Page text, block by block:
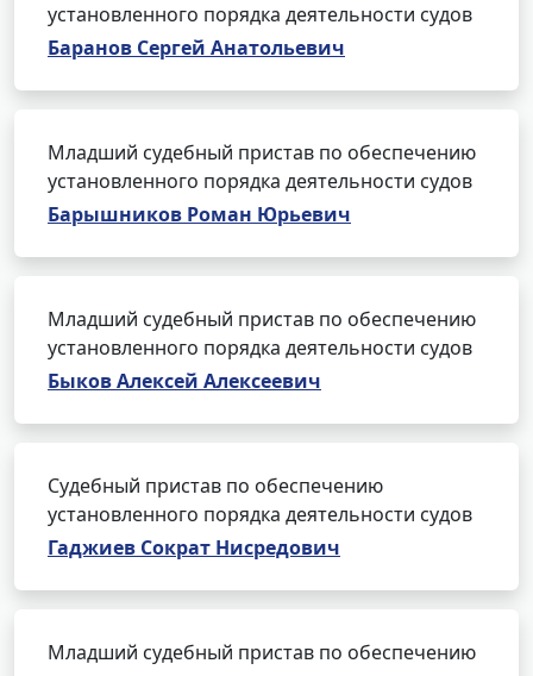
установленного порядка деятельности судов
Баранов Сергей Анатольевич
Младший судебный пристав по обеспечению
установленного порядка деятельности судов
Барышников Роман Юрьевич
Младший судебный пристав по обеспечению
установленного порядка деятельности судов
Быков Алексей Алексеевич
Судебный пристав по обеспечению
установленного порядка деятельности судов
Гаджиев Сократ Нисредович
Младший судебный пристав по обеспечению